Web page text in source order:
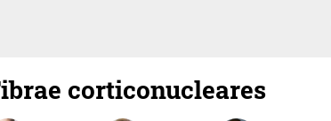
corticonucleares